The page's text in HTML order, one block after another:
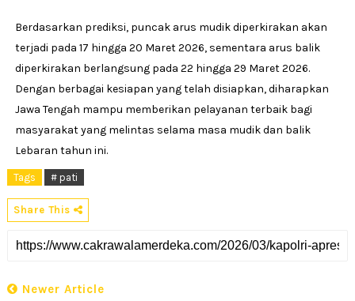
Berdasarkan prediksi, puncak arus mudik diperkirakan akan
terjadi pada 17 hingga 20 Maret 2026, sementara arus balik
diperkirakan berlangsung pada 22 hingga 29 Maret 2026.
Dengan berbagai kesiapan yang telah disiapkan, diharapkan
Jawa Tengah mampu memberikan pelayanan terbaik bagi
masyarakat yang melintas selama masa mudik dan balik
Lebaran tahun ini.
Tags # pati
Share This
Newer Article